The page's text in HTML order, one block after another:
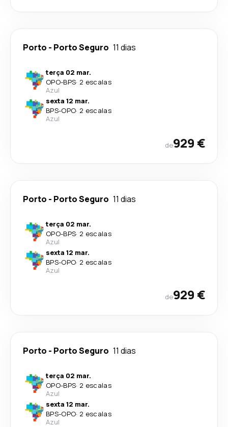
Porto - Porto Seguro 11 dias
terça 02 mar.
OPO-BPS· 2 escalas
Azul
sexta 12 mar.
BPS-OPO· 2 escalas
Azul
de929 €
Porto - Porto Seguro 11 dias
terça 02 mar.
OPO-BPS· 2 escalas
Azul
sexta 12 mar.
BPS-OPO· 2 escalas
Azul
de929 €
Porto - Porto Seguro 11 dias
terça 02 mar.
OPO-BPS· 2 escalas
Azul
sexta 12 mar.
BPS-OPO· 2 escalas
Azul